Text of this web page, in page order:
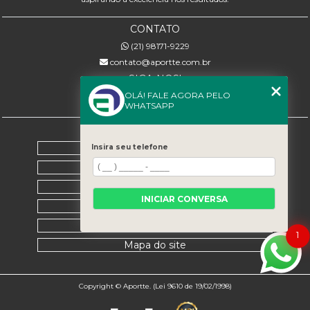
CONTATO
(21) 98171-9229
contato@aportte.com.br
SIGA-NOS!
Home
Sobre nós
Serviços
Contato
Mapa do site
Copyright © Aportte. (Lei 9610 de 19/02/1998)
1
OLÁ! FALE AGORA PELO
WHATSAPP
Insira seu telefone
INICIAR CONVERSA